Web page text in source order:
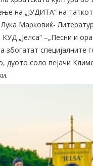
на „ЈУДИТА“ на
Марковиќ-
„Јелса“ –„Песни и
збогатат
дуото соло пејачи